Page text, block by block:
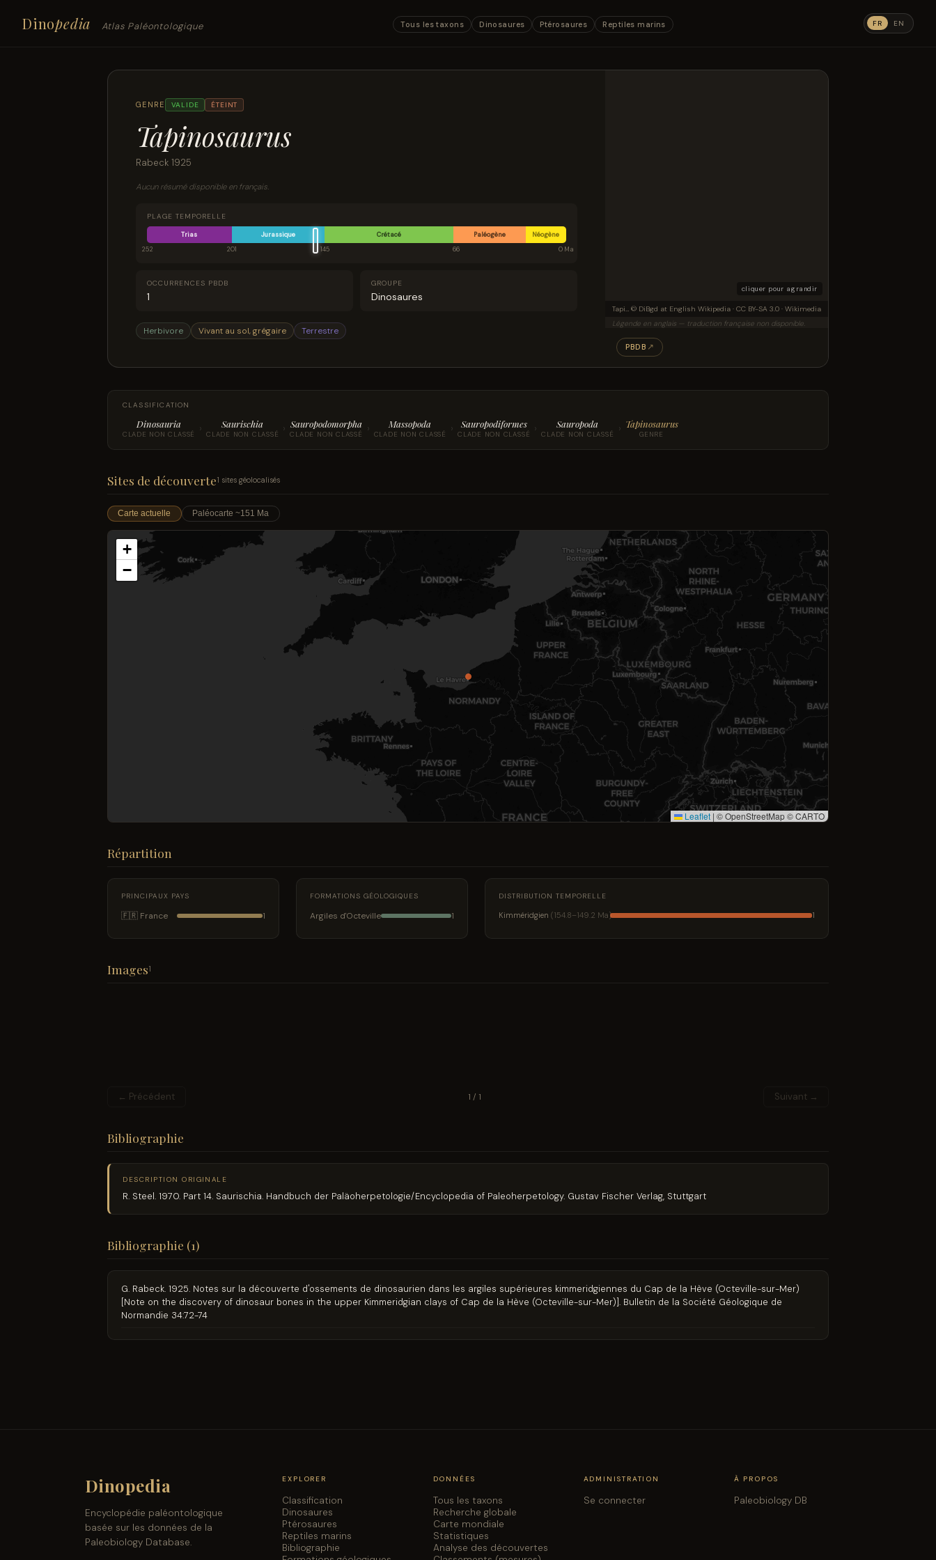
Dinopedia Atlas Paléontologique Tous les taxons Dinosaures Ptérosaures Reptiles marins FR EN
GENRE VALIDE ÉTEINT
Tapinosaurus
Rabeck 1925
Aucun résumé disponible en français.
PLAGE TEMPORELLE
Trias Jurassique Crétacé Paléogène
Néogène
252
201 145 66 0 Ma
OCCURRENCES PBDB
1
GROUPE
Dinosaures
Herbivore Vivant au sol, grégaire Terrestre
cliquer pour agrandir
Tapinocephalus, my own work, dmitrchel@mail.ru © DiBgd at English Wikipedia · CC BY-SA 3.0 · Wikimedia
Légende en anglais — traduction française non disponible.
PBDB ↗
CLASSIFICATION
Dinosauria
CLADE NON CLASSÉ › Saurischia
CLADE NON CLASSÉ › Sauropodomorpha
CLADE NON CLASSÉ › Massopoda
CLADE NON CLASSÉ › Sauropodiformes
CLADE NON CLASSÉ › Sauropoda
CLADE NON CLASSÉ › Tapinosaurus
GENRE
Sites de découverte1 sites géolocalisés
Carte actuelle Paléocarte ~151 Ma
+
−
Leaflet | © OpenStreetMap © CARTO
Répartition
PRINCIPAUX PAYS
🇫🇷 France 1
FORMATIONS GÉOLOGIQUES
Argiles d'Octeville 1
DISTRIBUTION TEMPORELLE
Kimméridgien (154.8–149.2 Ma) 1
Images1
← Précédent 1 / 1 Suivant →
Bibliographie
DESCRIPTION ORIGINALE
R. Steel. 1970. Part 14. Saurischia. Handbuch der Paläoherpetologie/Encyclopedia of Paleoherpetology. Gustav Fischer Verlag, Stuttgart
Bibliographie (1)
G. Rabeck. 1925. Notes sur la découverte d'ossements de dinosaurien dans les argiles supérieures kimmeridgiennes du Cap de la Hève (Octeville-sur-Mer)
[Note on the discovery of dinosaur bones in the upper Kimmeridgian clays of Cap de la Hève (Octeville-sur-Mer)]. Bulletin de la Société Géologique de
Normandie 34:72-74
Dinopedia
Encyclopédie paléontologique
basée sur les données de la
Paleobiology Database.
EXPLORER
Classification
Dinosaures
Ptérosaures
Reptiles marins
Bibliographie
DONNÉES
Tous les taxons
Recherche globale
Carte mondiale
Statistiques
Analyse des découvertes
ADMINISTRATION
Se connecter
À PROPOS
Paleobiology DB